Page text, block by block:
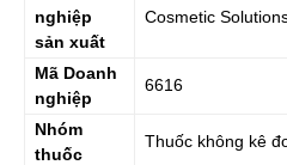
nghiệp
sản xuất
Cosmetic
Mã Doanh
nghiệp
6616
Nhóm
thuốc
Thuốc không kê